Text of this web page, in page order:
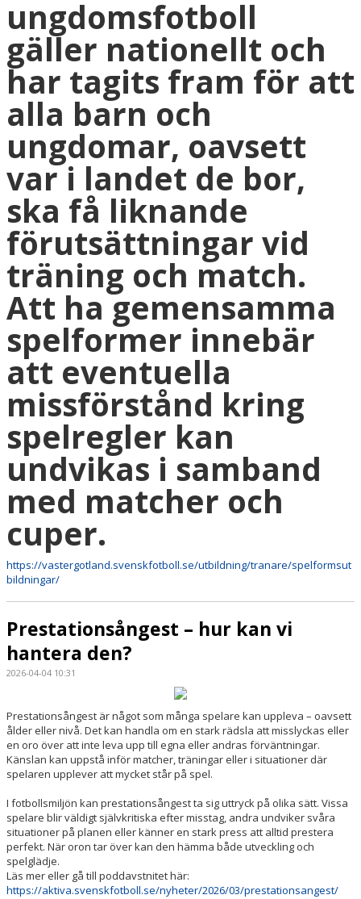
UTBILDNINGAR
TRÄNING- OCH HÄLSA
REGISTERUTDRAG
TÄVLINGSDOKUMENT
DOMARUTBILDNING BARN- OCH UNGDOM
MIKROUTBILDNINGAR
ungdomsfotboll
gäller nationellt och
har tagits fram för att
alla barn och
ungdomar, oavsett
var i landet de bor,
ska få liknande
förutsättningar vid
träning och match.
Att ha gemensamma
spelformer innebär
att eventuella
missförstånd kring
spelregler kan
undvikas i samband
med matcher och
cuper.
https://vastergotland.svenskfotboll.se/utbildning/tranare/spelformsut
bildningar/
Prestationsångest – hur kan vi
hantera den?
2026-04-04 10:31
Prestationsångest är något som många spelare kan uppleva – oavsett
ålder eller nivå. Det kan handla om en stark rädsla att misslyckas eller
en oro över att inte leva upp till egna eller andras förväntningar.
Känslan kan uppstå inför matcher, träningar eller i situationer där
spelaren upplever att mycket står på spel.
I fotbollsmiljön kan prestationsångest ta sig uttryck på olika sätt. Vissa
spelare blir väldigt självkritiska efter misstag, andra undviker svåra
situationer på planen eller känner en stark press att alltid prestera
perfekt. När oron tar över kan den hämma både utveckling och
spelglädje.
Läs mer eller gå till poddavstnitet här:
https://aktiva.svenskfotboll.se/nyheter/2026/03/prestationsangest/